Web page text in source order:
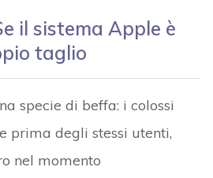
il sistema Apple è
taglio
specie di beffa: i colossi
prima degli stessi utenti,
nel momento